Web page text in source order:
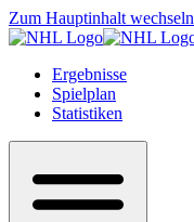
Zum Hauptinhalt wechseln
Ergebnisse
Spielplan
Statistiken